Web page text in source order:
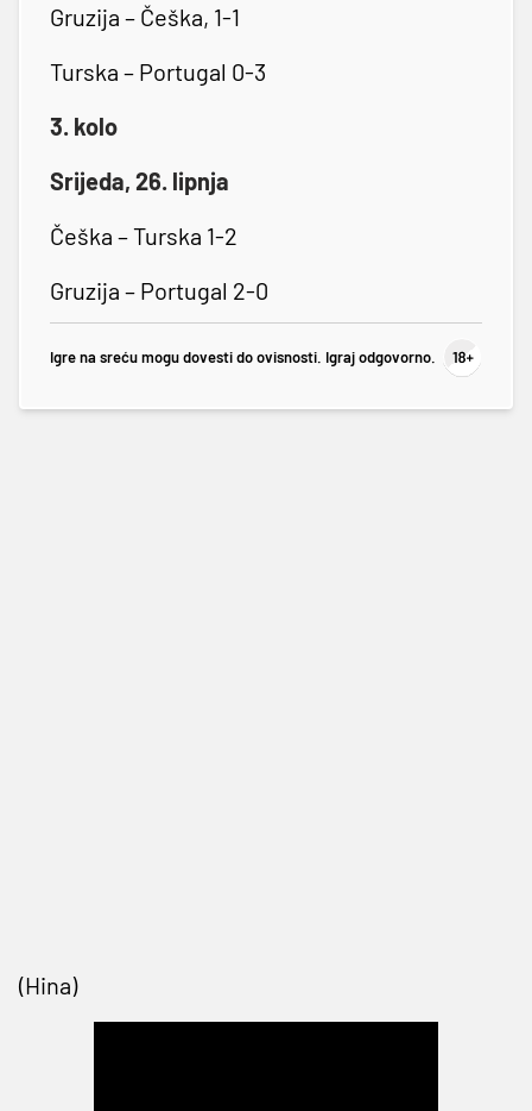
Gruzija – Češka, 1-1
Turska – Portugal 0-3
3. kolo
Srijeda, 26. lipnja
Češka – Turska 1-2
Gruzija – Portugal 2-0
Igre na sreću mogu dovesti do ovisnosti. Igraj odgovorno.
(Hina)